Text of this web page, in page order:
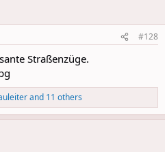
#128
Straßenzüge.
and 11 others